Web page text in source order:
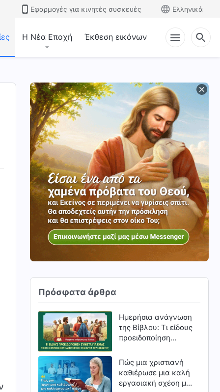
Εφαρμογές για κινητές συσκευές Ελληνικά
Η Νέα Εποχή Έκθεση εικόνων
Πρόσφατα άρθρα
Ημερήσια ανάγνωση
της Βίβλου: Τι είδους
προειδοποίηση
ότι ο Κύριος Ιησούς
δεν τηρούσε την
αργία του Σαββάτου;
Πώς μια χριστιανή
καθιέρωσε μια καλή
εργασιακή σχέση με